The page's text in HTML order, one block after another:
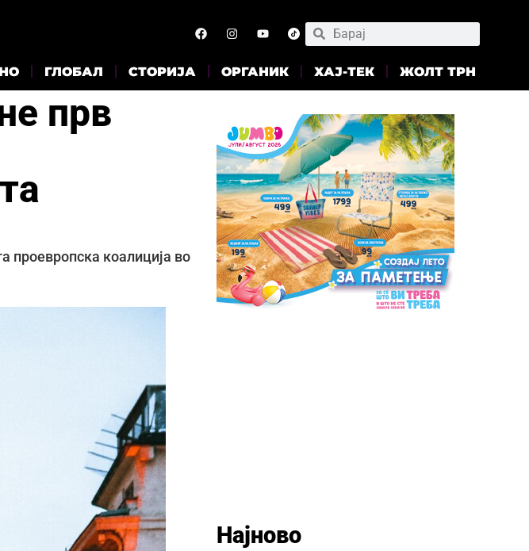
ГЛОБАЛ СТОРИЈА ОРГАНИК ХАЈ-ТЕК ЖОЛТ ТРН
прв
проевропска коалиција во
Најново